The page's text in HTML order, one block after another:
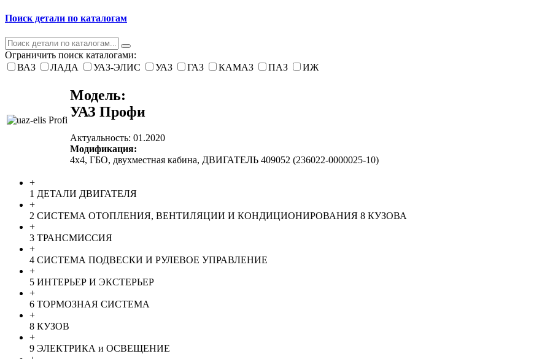
Поиск детали по каталогам
Ограничить поиск каталогами:
ВАЗ
ЛАДА УАЗ-ЭЛИС УАЗ ГАЗ КАМАЗ ПАЗ ИЖ
Модель:
УАЗ Профи
Актуальность: 01.2020
Модификация:
4х4, ГБО, двухместная кабина, ДВИГАТЕЛЬ 409052 (236022-0000025-10)
+
1 ДЕТАЛИ ДВИГАТЕЛЯ
+
2 СИСТЕМА ОТОПЛЕНИЯ, ВЕНТИЛЯЦИИ И КОНДИЦИОНИРОВАНИЯ 8 КУЗОВА
+
3 ТРАНСМИССИЯ
+
4 СИСТЕМА ПОДВЕСКИ И РУЛЕВОЕ УПРАВЛЕНИЕ
+
5 ИНТЕРЬЕР И ЭКСТЕРЬЕР
+
6 ТОРМОЗНАЯ СИСТЕМА
+
8 КУЗОВ
+
9 ЭЛЕКТРИКА и ОСВЕЩЕНИЕ